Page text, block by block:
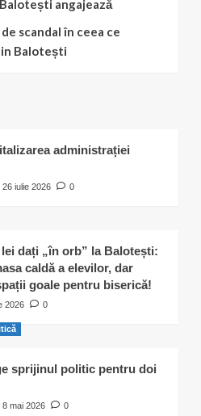
angajează
scandal în ceea ce
Balotești
administrației
26 iulie 2026 0
dați „în orb” la Balotești:
caldă a elevilor, dar
goale pentru biserică!
2026 0
sprijinul politic pentru doi
8 mai 2026 0